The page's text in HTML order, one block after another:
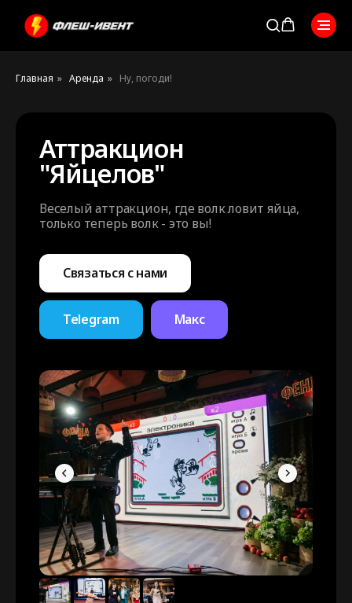
Главная » Аренда » Ну, погоди!
Аттракцион
"Яйцелов"
Веселый аттракцион, где волк ловит яйца,
только теперь волк - это вы!
Связаться с нами
Telegram Макс